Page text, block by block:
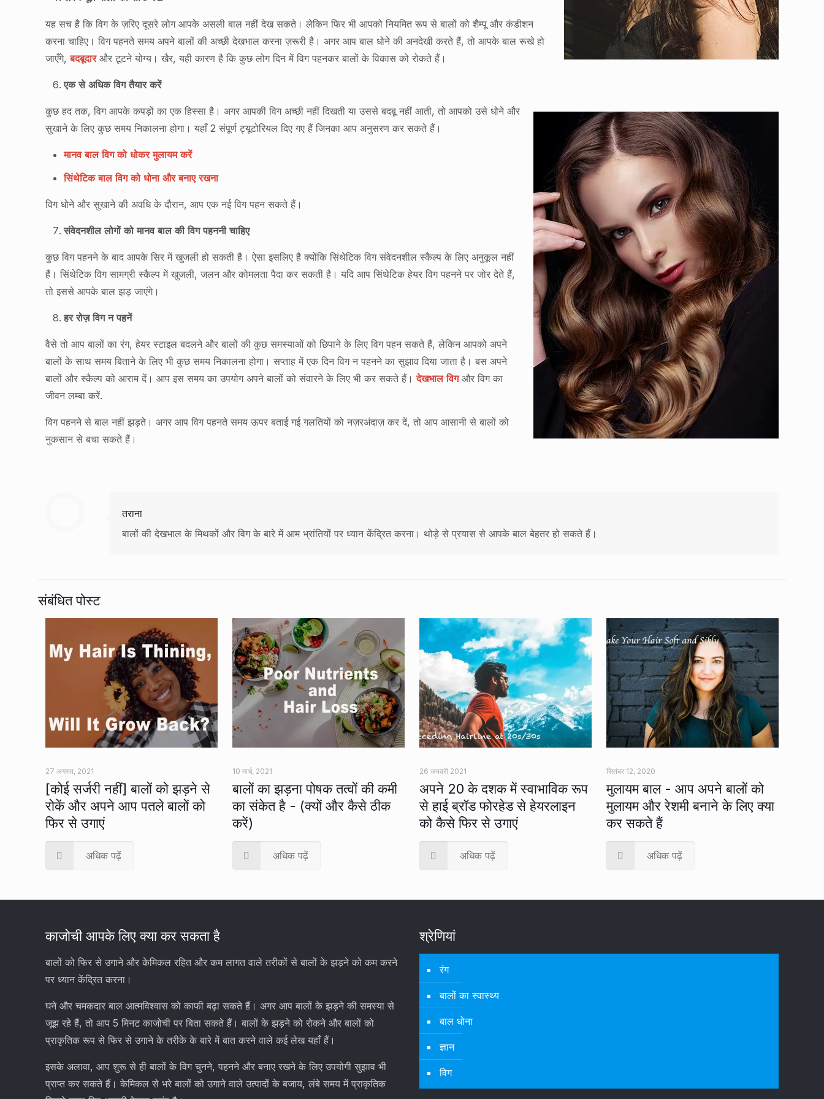
यह सच है कि विग के ज़रिए दूसरे लोग आपके असली बाल नहीं देख सकते। लेकिन फिर भी आपको नियमित रूप से बालों को शैम्पू और कंडीशन
करना चाहिए। विग पहनते समय अपने बालों की अच्छी देखभाल करना ज़रूरी है। अगर आप बाल धोने की अनदेखी करते हैं, तो आपके बाल रूखे हो
जाएँगे,बदबूदारऔर टूटने योग्य। खैर, यही कारण है कि कुछ लोग दिन में विग पहनकर बालों के विकास को रोकते हैं।
एक से अधिक विग तैयार करें
कुछ हद तक, विग आपके कपड़ों का एक हिस्सा है। अगर आपकी विग अच्छी नहीं दिखती या उससे बदबू नहीं आती, तो आपको उसे धोने और
सुखाने के लिए कुछ समय निकालना होगा। यहाँ 2 संपूर्ण ट्यूटोरियल दिए गए हैं जिनका आप अनुसरण कर सकते हैं।
मानव बाल विग को धोकर मुलायम करें
सिंथेटिक बाल विग को धोना और बनाए रखना
विग धोने और सुखाने की अवधि के दौरान, आप एक नई विग पहन सकते हैं।
संवेदनशील लोगों को मानव बाल की विग पहननी चाहिए
कुछ विग पहनने के बाद आपके सिर में खुजली हो सकती है। ऐसा इसलिए है क्योंकि सिंथेटिक विग संवेदनशील स्कैल्प के लिए अनुकूल नहीं
हैं। सिंथेटिक विग सामग्री स्कैल्प में खुजली, जलन और कोमलता पैदा कर सकती है। यदि आप सिंथेटिक हेयर विग पहनने पर जोर देते हैं,
तो इससे आपके बाल झड़ जाएंगे।
हर रोज़ विग न पहनें
वैसे तो आप बालों का रंग, हेयर स्टाइल बदलने और बालों की कुछ समस्याओं को छिपाने के लिए विग पहन सकते हैं, लेकिन आपको अपने
बालों के साथ समय बिताने के लिए भी कुछ समय निकालना होगा। सप्ताह में एक दिन विग न पहनने का सुझाव दिया जाता है। बस अपने
बालों और स्कैल्प को आराम दें। आप इस समय का उपयोग अपने बालों को संवारने के लिए भी कर सकते हैं।देखभाल विगऔर विग का
जीवन लम्बा करें.
विग पहनने से बाल नहीं झड़ते। अगर आप विग पहनते समय ऊपर बताई गई गलतियों को नज़रअंदाज़ कर दें, तो आप आसानी से बालों को
नुकसान से बचा सकते हैं।
तराना
बालों की देखभाल के मिथकों और विग के बारे में आम भ्रांतियों पर ध्यान केंद्रित करना। थोड़े से प्रयास से आपके बाल बेहतर हो सकते हैं।
संबंधित पोस्ट
27 अगस्त, 2021
[कोई सर्जरी नहीं] बालों को झड़ने से
रोकें और अपने आप पतले बालों को
फिर से उगाएं
अधिक पढ़ें
10 मार्च, 2021
बालों का झड़ना पोषक तत्वों की कमी
का संकेत है - (क्यों और कैसे ठीक
करें)
अधिक पढ़ें
26 जनवरी 2021
अपने 20 के दशक में स्वाभाविक रूप
से हाई ब्रॉड फोरहेड से हेयरलाइन
को कैसे फिर से उगाएं
अधिक पढ़ें
सितंबर 12, 2020
मुलायम बाल - आप अपने बालों को
मुलायम और रेशमी बनाने के लिए क्या
कर सकते हैं
अधिक पढ़ें
काजोची आपके लिए क्या कर सकता है
बालों को फिर से उगाने और केमिकल रहित और कम लागत वाले तरीकों से बालों के झड़ने को कम करने
पर ध्यान केंद्रित करना।
घने और चमकदार बाल आत्मविश्वास को काफी बढ़ा सकते हैं। अगर आप बालों के झड़ने की समस्या से
जूझ रहे हैं, तो आप 5 मिनट काजोची पर बिता सकते हैं। बालों के झड़ने को रोकने और बालों को
प्राकृतिक रूप से फिर से उगाने के तरीके के बारे में बात करने वाले कई लेख यहाँ हैं।
इसके अलावा, आप शुरू से ही बालों के विग चुनने, पहनने और बनाए रखने के लिए उपयोगी सुझाव भी
प्राप्त कर सकते हैं। केमिकल से भरे बालों को उगाने वाले उत्पादों के बजाय, लंबे समय में प्राकृतिक
श्रेणियां
रंग
बालों का स्वास्थ्य
बाल धोना
ज्ञान
विग